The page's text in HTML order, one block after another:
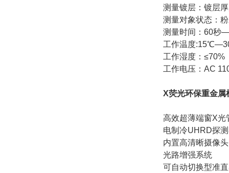
测量镀层：镀层
测量对象状态：
测量时间：60秒
工作温度
工作湿度：≤70%
工作电压：AC
X荧光环保重金属
高效超薄端窗X光
电制冷UHRD探
内置高清晰摄像头
光路增强系统
可自动切换型准